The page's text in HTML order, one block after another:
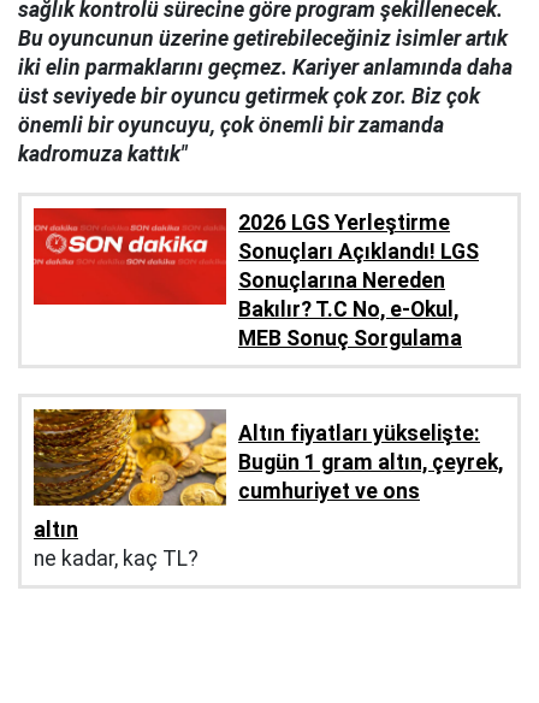
sağlık kontrolü sürecine göre program şekillenecek.
Bu oyuncunun üzerine getirebileceğiniz isimler artık
iki elin parmaklarını geçmez. Kariyer anlamında daha
üst seviyede bir oyuncu getirmek çok zor. Biz çok
önemli bir oyuncuyu, çok önemli bir zamanda
kadromuza kattık"
2026 LGS Yerleştirme
Sonuçları Açıklandı! LGS
Sonuçlarına Nereden
Bakılır? T.C No, e-Okul,
MEB Sonuç Sorgulama
Altın fiyatları yükselişte:
Bugün 1 gram altın, çeyrek,
cumhuriyet ve ons
altın
ne kadar, kaç TL?